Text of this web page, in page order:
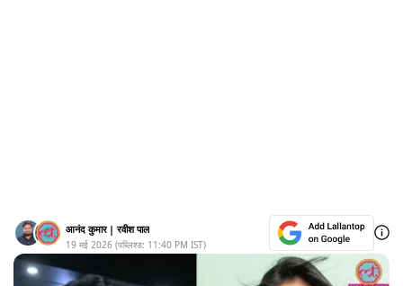
आनंद कुमार | रवीश पाल
19 मई 2026 (पब्लिश्ड: 11:40 PM IST)